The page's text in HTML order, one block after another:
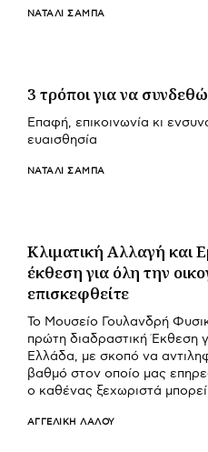
ΝΑΤΑΛΊ ΣΑΜΠΆ
3 τρόποι για να
Επαφή, επικοινωνία κι
ευαισθησία
ΝΑΤΑΛΊ ΣΑΜΠΆ
Κλιματική Αλλαγή και
έκθεση για όλη την
επισκεφθείτε
Το Μουσείο Γουλανδρή
πρώτη διαδραστική Έκθεση
Ελλάδα, με σκοπό να
βαθμό στον οποίο μας
ο καθένας ξεχωριστά
ΑΓΓΕΛΙΚΉ ΛΆΛΟΥ